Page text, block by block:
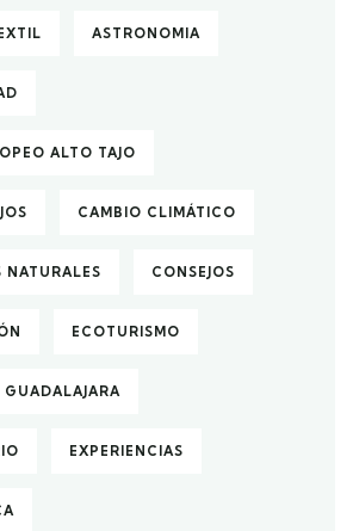
ASTRONOMIA
ALTO TAJO
CAMBIO CLIMÁTICO
NATURALES CONSEJOS
ECOTURISMO
GUADALAJARA
EXPERIENCIAS